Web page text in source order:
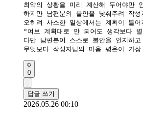
최악의 상황을 미리 계산해 두어야만
하지만 남편분의 불안을 낮춰주려 작
오히려 사소한 일상에서는 계획이 틀
"여보 계획대로 안 되어도 생각보다
다만 남편분이 스스로 불안을 인지하
무엇보다 작성자님의 마음 평온이 가
0
답글 쓰기
2026.05.26 00:10